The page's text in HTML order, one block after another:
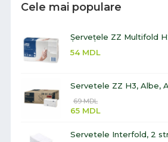
Cele mai populare
Șervețele ZZ Multifold
54 MDL
Servetele ZZ H3, Albe,
69MDL
65 MDL
Servetele Interfold, 2